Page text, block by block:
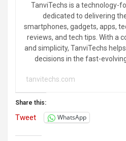
TanviTechs is a technology-
dedicated to delivering
smartphones, gadgets, apps,
reviews, and tech tips. With a
and simplicity, TanviTechs
decisions in the fast-
tanvitechs.com
Share this:
Tweet WhatsApp